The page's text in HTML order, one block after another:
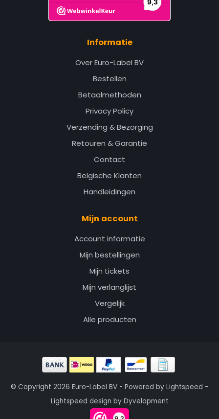
Informatie
Over Euro-Label BV
Bestellen
Betaalmethoden
Privacy Policy
Verzending & Bezorging
Retouren & Garantie
Contact
Belgische Klanten
Handleidingen
Mijn account
Account informatie
Mijn bestellingen
Mijn tickets
Mijn verlanglijst
Vergelijk
Alle producten
© Copyright 2026 Euro-Label BV - Powered by Lightspeed -
Lightspeed design by Dyvelopment